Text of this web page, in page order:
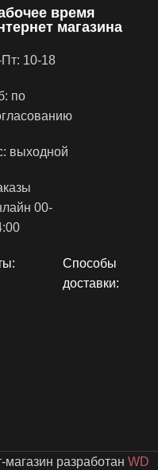
время
магазина
10-18
по
выходной
00-
Способы
доставки:
магазин разработан WD